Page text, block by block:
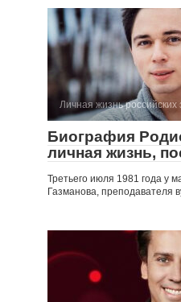
Личная жизнь российских
Биография
личная жизнь,
Третьего июля 1981 года у
Газманова, преподавателя